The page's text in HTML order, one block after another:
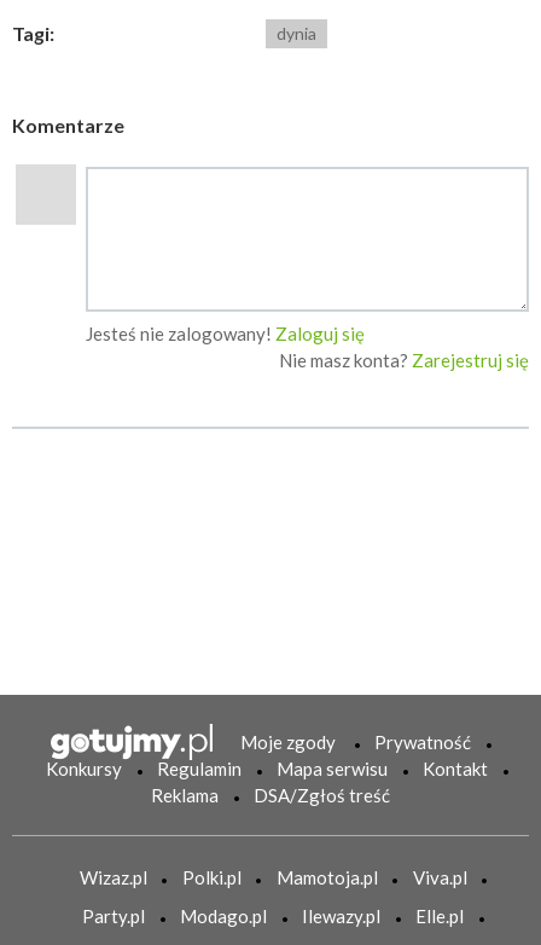
Tagi: dynia
Komentarze
Jesteś nie zalogowany! Zaloguj się
Nie masz konta? Zarejestruj się
Moje zgody
Prywatność
Konkursy
Regulamin Mapa serwisu
Kontakt
Reklama
DSA/Zgłoś treść
Wizaz.pl Polki.pl Mamotoja.pl
Viva.pl
Party.pl
Modago.pl Ilewazy.pl
Elle.pl